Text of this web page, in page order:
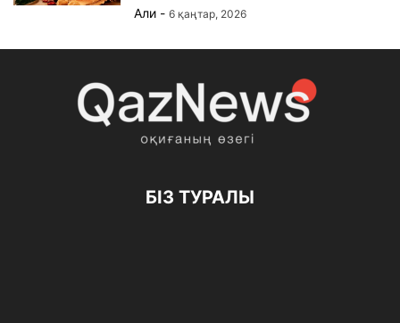
Али - 6 қаңтар, 2026
БІЗ ТУРАЛЫ